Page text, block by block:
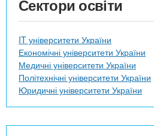
Сектори освіти
IT університети України
Економічні університети України
Медичні університети України
Політехнічні університети України
Юридичні університети України